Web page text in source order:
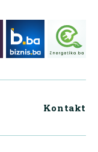
Kontakt